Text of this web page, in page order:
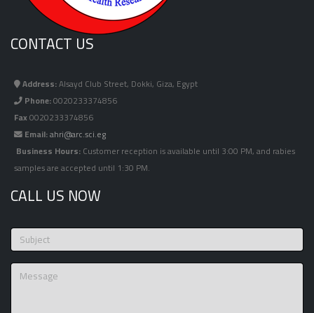
CONTACT US
Address:Alsayd Club Street, Dokki, Giza, Egypt
Phone:0020233374856
Fax0020233374856
Email:ahri@arc.sci.eg
Business Hours:Customer reception is available until 3:00 PM, and rabies
samples are accepted until 1:30 PM.
CALL US NOW